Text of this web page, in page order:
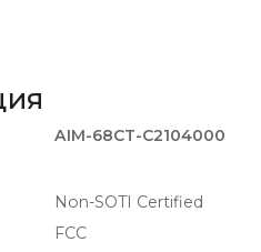
AIM-68CT-C2104000
Non-SOTI Certified
FCC